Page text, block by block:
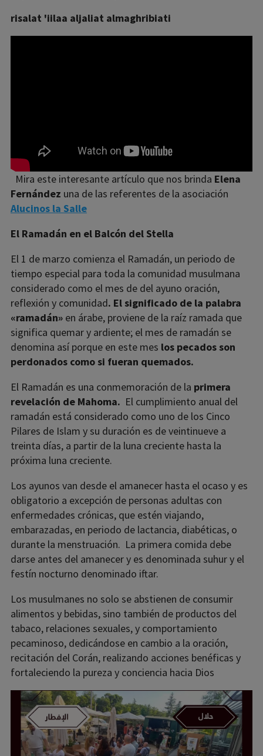
risalat 'iilaa aljaliat almaghribiati
Mira este interesante artículo que nos brinda Elena
Fernández una de las referentes de la asociación
Alucinos la Salle
El Ramadán en el Balcón del Stella
El 1 de marzo comienza el Ramadán, un periodo de
tiempo especial para toda la comunidad musulmana
considerado como el mes de del ayuno oración,
reflexión y comunidad. El significado de la palabra
«ramadán» en árabe, proviene de la raíz ramada que
significa quemar y ardiente;​ el mes de ramadán se
denomina así porque en este mes los pecados son
perdonados como si fueran quemados.
El Ramadán es una conmemoración de la primera
revelación de Mahoma. ​ El cumplimiento anual del
ramadán está considerado como uno de los Cinco
Pilares de Islam​ y su duración es de veintinueve a
treinta días, a partir de la luna creciente hasta la
próxima luna creciente. ​
Los ayunos van desde el amanecer hasta el ocaso y es
obligatorio a excepción de personas adultas con
enfermedades crónicas, que estén viajando,
embarazadas, en periodo de lactancia, diabéticas, o
durante la menstruación. ​ La primera comida debe
darse antes del amanecer y es denominada suhur y el
festín nocturno denominado iftar.​
​Los musulmanes no solo se abstienen de consumir
alimentos y bebidas, sino también de productos del
tabaco, relaciones sexuales, y comportamiento
pecaminoso, dedicándose en cambio a la oración,
recitación del Corán, realizando acciones benéficas y
fortaleciendo la pureza y conciencia hacia Dios